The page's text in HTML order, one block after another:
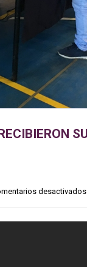
desactivados